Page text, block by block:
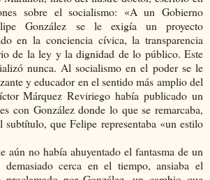
sobre el socialismo: «A un Gobierno
González se le exigía un proyecto
en la conciencia cívica, la transparencia
de la ley y la dignidad de lo público. Este
nunca. Al socialismo en el poder se le
y educador en el sentido más amplio del
Márquez Reviriego había publicado un
con González donde lo que se remarcaba,
subtítulo, que Felipe representaba «un estilo
aún no había ahuyentado el fantasma de un
demasiado cerca en el tiempo, ansiaba el